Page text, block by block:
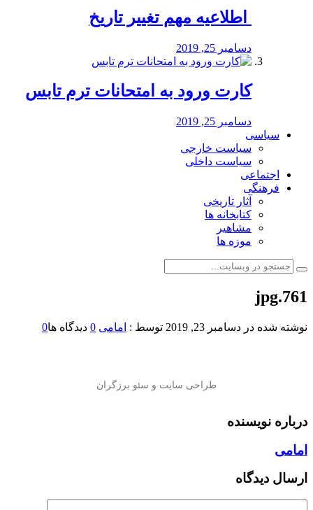
️ اطلاعیه مهم تغییر تاریخ
دسامبر 25, 2019
کارت ورود به امتحانات ترم تابس
دسامبر 25, 2019
سیاسی
سیاست خارجی
سیاست داخلی
اجتماعی
فرهنگی
آثار تاریخی
کتابخانه ها
مشاهیر
موزه ها
761.jpg
نوشته شده در دسامبر 23, 2019 توسط : امامی 0 دیدگاه ها0
درباره نویسنده
امامی
ارسال دیدگاه